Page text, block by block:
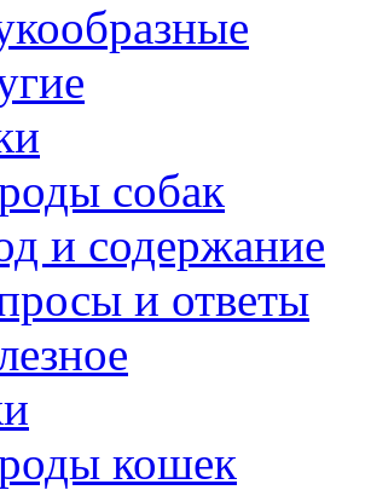
собак
и содержание
и ответы
кошек